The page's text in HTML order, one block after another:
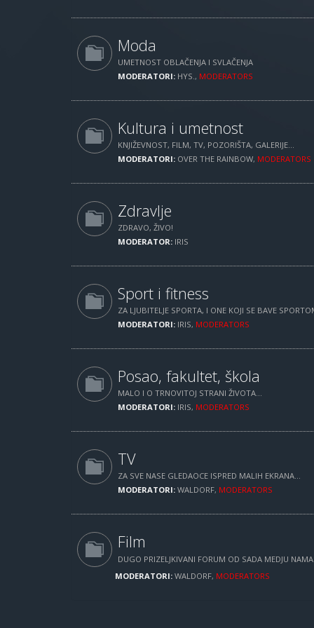
Moda
UMETNOST OBLAČENJA I SVLAČENJA
MODERATORI: HYS., MODERATORS
Kultura i umetnost
KNJIŽEVNOST, FILM, TV, POZORIŠTA, GALERIJE...
MODERATORI: OVER THE RAINBOW, MODERATORS
Zdravlje
ZDRAVO, ŽIVO!
MODERATOR: IRIS
Sport i fitness
ZA LJUBITELJE SPORTA, I ONE KOJI SE BAVE
MODERATORI: IRIS, MODERATORS
Posao, fakultet, škola
MALO I O TRNOVITOJ STRANI ŽIVOTA...
MODERATORI: IRIS, MODERATORS
TV
ZA SVE NASE GLEDAOCE ISPRED MALIH EKRANA...
MODERATORI: WALDORF, MODERATORS
Film
DUGO PRIZELJKIVANI FORUM OD SADA MEDJU
MODERATORI: WALDORF, MODERATORS